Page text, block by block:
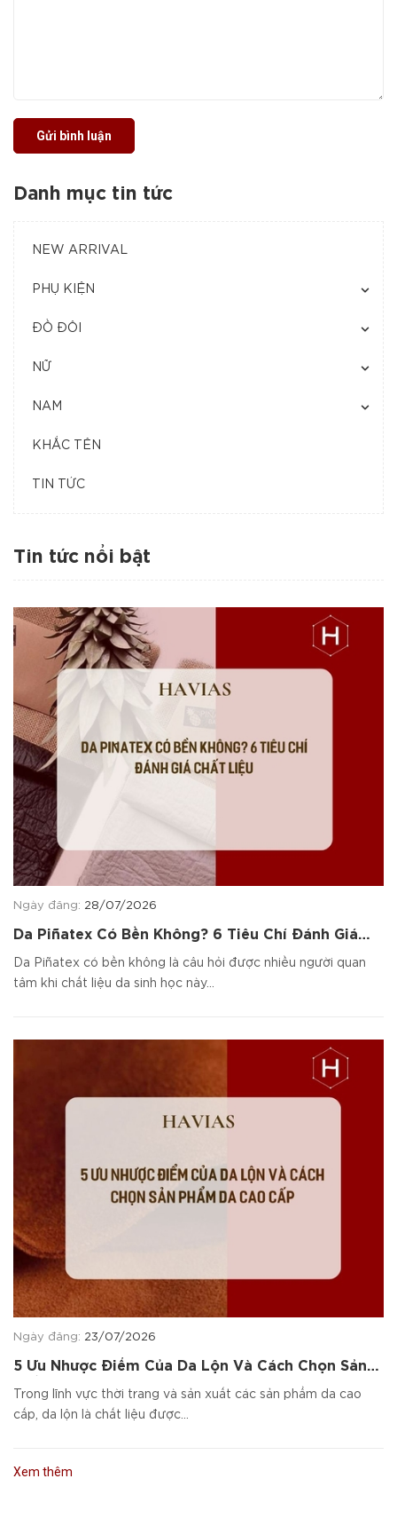
Gửi bình luận
Danh mục tin tức
NEW ARRIVAL
PHỤ KIỆN
ĐỒ ĐÔI
NỮ
NAM
KHẮC TÊN
TIN TỨC
Tin tức nổi bật
Ngày đăng: 28/07/2026
Da Piñatex Có Bền Không? 6 Tiêu Chí Đánh Giá
Da Piñatex có bền không là câu hỏi được nhiều người quan
tâm khi chất liệu da sinh học này...
Ngày đăng: 23/07/2026
5 Ưu Nhược Điểm Của Da Lộn Và Cách Chọn Sản
Phẩm Da Cao Cấp
Trong lĩnh vực thời trang và sản xuất các sản phẩm da cao
cấp, da lộn là chất liệu được...
Xem thêm